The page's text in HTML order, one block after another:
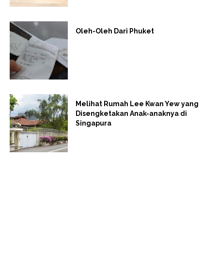
Oleh-Oleh Dari Phuket
Melihat Rumah Lee Kwan Yew yang
Disengketakan Anak-anaknya di
Singapura